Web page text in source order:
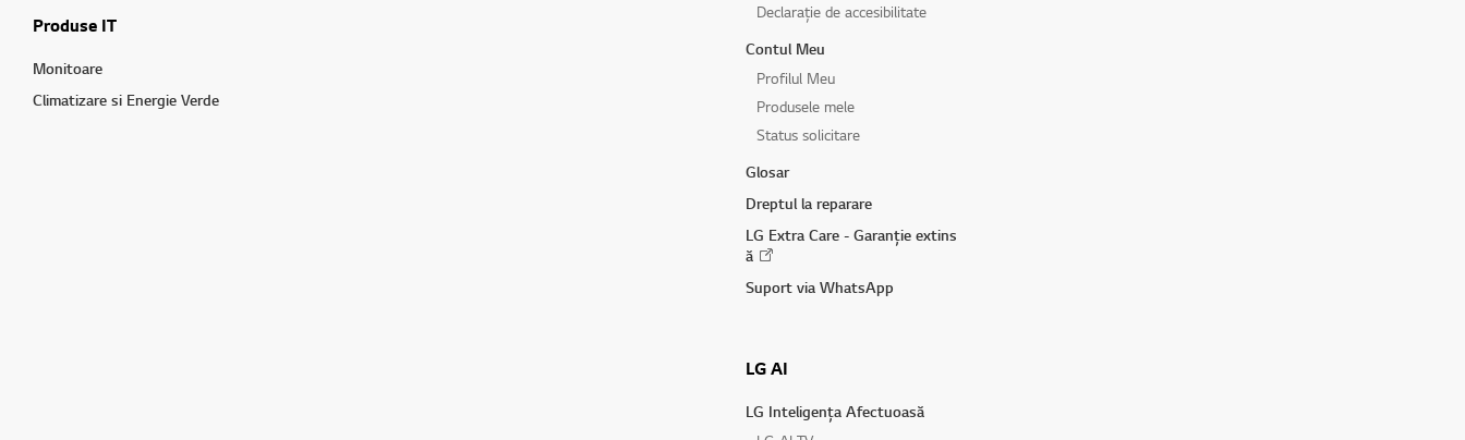
Produse IT
Monitoare
Climatizare si Energie Verde
Declarație de accesibilitate
Contul Meu
Profilul Meu
Produsele mele
Status solicitare
Glosar
Dreptul la reparare
LG Extra Care - Garanție extins
ă
Suport via WhatsApp
LG AI
LG Inteligența Afectuoasă